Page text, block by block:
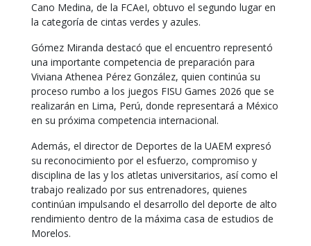
Cano Medina, de la FCAeI, obtuvo el segundo lugar en
la categoría de cintas verdes y azules.
Gómez Miranda destacó que el encuentro representó
una importante competencia de preparación para
Viviana Athenea Pérez González, quien continúa su
proceso rumbo a los juegos FISU Games 2026 que se
realizarán en Lima, Perú, donde representará a México
en su próxima competencia internacional.
Además, el director de Deportes de la UAEM expresó
su reconocimiento por el esfuerzo, compromiso y
disciplina de las y los atletas universitarios, así como el
trabajo realizado por sus entrenadores, quienes
continúan impulsando el desarrollo del deporte de alto
rendimiento dentro de la máxima casa de estudios de
Morelos.